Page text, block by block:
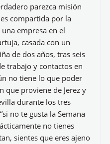
parezca misión
compartida por la
empresa en el
casada con un
de dos años, tras seis
trabajo y contactos en
no tiene lo que poder
que proviene de Jerez y
durante los tres
no te gusta la Semana
no tienes
sientes que eres ajeno